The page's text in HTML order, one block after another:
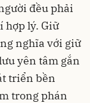
đều phải
hợp lý. Giữ
nghĩa với giữ
yên tâm gắn
triển bền
trong phán